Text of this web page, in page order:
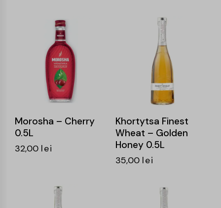
Morosha – Cherry
0.5L
32,00 lei
Khortytsa Finest
Wheat – Golden
Honey 0.5L
35,00 lei